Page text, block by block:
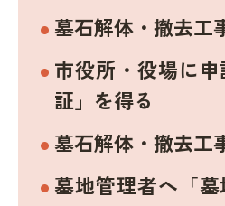
墓石解体・撤去工
市役所・役場に
証」を得る
墓石解体・撤去工
墓地管理者へ「